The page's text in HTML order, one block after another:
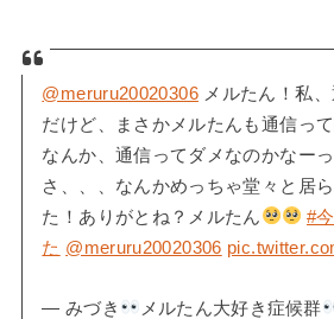
@meruru20020306メルたん！私
だけど、まさかメルたんも通信っ
なんか、通信ってダメなのかなー
さ、、、なんかめっちゃ堂々と居
た！ありがとね？メルたん
#
た @meruru20020306
— みづき メルたん大好き症候群